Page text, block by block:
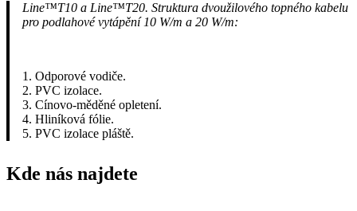
Line™T10 a Line™T20. Struktura dvoužilového topného kabelu
pro podlahové vytápění 10 W/m a 20 W/m:
1. Odporové vodiče.
2. PVC izolace.
3. Cínovo-měděné opletení.
4. Hliníková fólie.
5. PVC izolace pláště.
Kde nás najdete